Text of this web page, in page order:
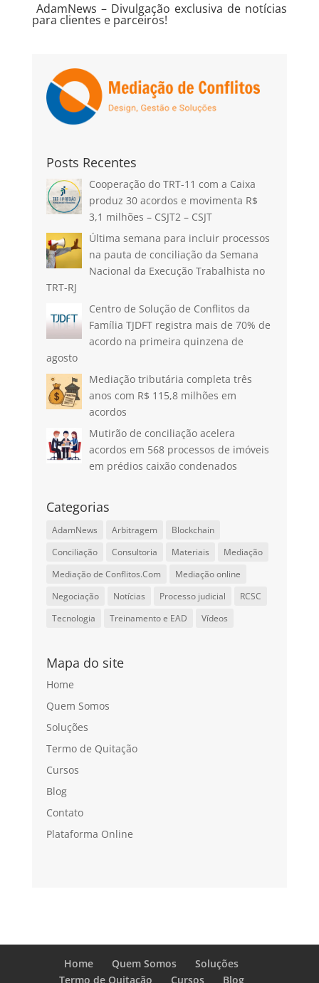
AdamNews – Divulgação exclusiva de notícias
para clientes e parceiros!
Posts Recentes
Cooperação do TRT-11 com a Caixa
produz 30 acordos e movimenta R$
3,1 milhões – CSJT2 – CSJT
Última semana para incluir processos
na pauta de conciliação da Semana
Nacional da Execução Trabalhista no
TRT-RJ
Centro de Solução de Conflitos da
Família TJDFT registra mais de 70% de
acordo na primeira quinzena de
agosto
Mediação tributária completa três
anos com R$ 115,8 milhões em
acordos
Mutirão de conciliação acelera
acordos em 568 processos de imóveis
em prédios caixão condenados
Categorias
AdamNews Arbitragem
Blockchain
Conciliação
Consultoria Materiais
Mediação
Mediação de Conflitos.Com
Mediação online
Negociação
Notícias Processo judicial
RCSC
Tecnologia
Treinamento e EAD Vídeos
Mapa do site
Home
Quem Somos
Soluções
Termo de Quitação
Cursos
Blog
Contato
Plataforma Online
Home Quem Somos
Soluções
Termo de Quitação
Cursos Blog